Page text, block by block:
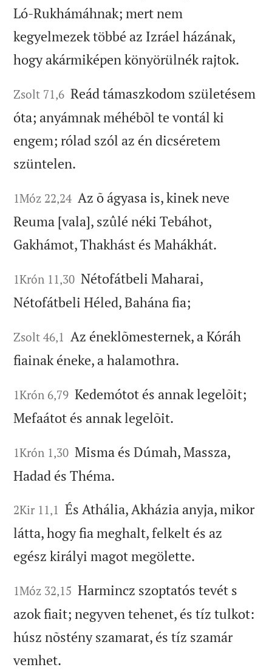
Ló-Rukhámáhnak; mert nem
kegyelmezek többé az Izráel házának,
hogy akármiképen könyörülnék rajtok.
Zsolt 71,6 Reád támaszkodom születésem
óta; anyámnak méhébõl te vontál ki
engem; rólad szól az én dicséretem
szüntelen.
1Móz 22,24 Az õ ágyasa is, kinek neve
Reuma [vala], szûlé néki Tebáhot,
Gakhámot, Thakhást és Mahákhát.
1Krón 11,30 Nétofátbeli Maharai,
Nétofátbeli Héled, Bahána fia;
Zsolt 46,1 Az éneklõmesternek, a Kóráh
fiainak éneke, a halamothra.
1Krón 6,79 Kedemótot és annak legelõit;
Mefaátot és annak legelõit.
1Krón 1,30 Misma és Dúmah, Massza,
Hadad és Théma.
2Kir 11,1 És Athália, Akházia anyja, mikor
látta, hogy fia meghalt, felkelt és az
egész királyi magot megölette.
1Móz 32,15 Harmincz szoptatós tevét s
azok fiait; negyven tehenet, és tíz tulkot:
húsz nõstény szamarat, és tíz szamár
vemhet.